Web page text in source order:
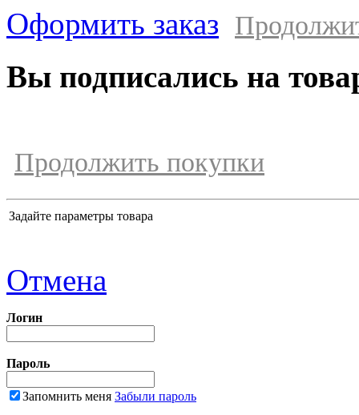
Оформить заказ
Вы подписались на
Продолжить покупки
Задайте параметры товара
Отмена
Логин
Пароль
Запомнить меня Забыли пароль